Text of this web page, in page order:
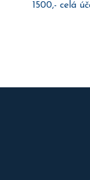
1500,- celá